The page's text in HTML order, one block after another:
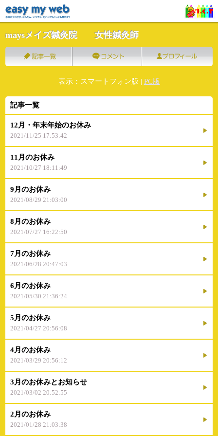
maysメイズ鍼灸院 女性鍼灸師
表示：スマートフォン版 | PC版
記事一覧
12月・年末年始のお休み
2021/11/25 17:53:42
11月のお休み
2021/10/27 18:11:49
9月のお休み
2021/08/29 21:03:00
8月のお休み
2021/07/27 16:22:50
7月のお休み
2021/06/28 20:47:03
6月のお休み
2021/05/30 21:36:24
5月のお休み
2021/04/27 20:56:08
4月のお休み
2021/03/29 20:56:12
3月のお休みとお知らせ
2021/03/02 20:52:55
2月のお休み
2021/01/28 21:03:38